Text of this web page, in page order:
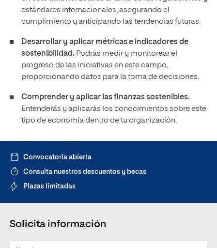
estándares internacionales, asegurando el
cumplimiento y anticipando las tendencias futuras.
Desarrollar y aplicar métricas e indicadores de
sostenibilidad. Podrás medir y monitorear el
progreso de las iniciativas en este campo,
proporcionando datos para la toma de decisiones.
Comprender y aplicar las finanzas sostenibles.
Entenderás y aplicarás los conocimientos sobre este
tipo de economía dentro de tu organización.
Convocatoria abierta
Consulta nuestros descuentos y becas
Plazas limitadas
Solicita información